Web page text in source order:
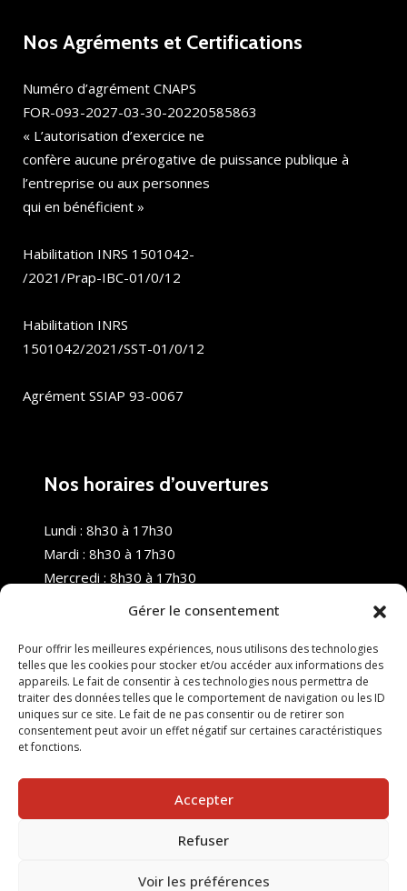
Gérer le consentement
Pour offrir les meilleures expériences, nous utilisons des technologies
telles que les cookies pour stocker et/ou accéder aux informations des
appareils. Le fait de consentir à ces technologies nous permettra de
traiter des données telles que le comportement de navigation ou les ID
uniques sur ce site. Le fait de ne pas consentir ou de retirer son
consentement peut avoir un effet négatif sur certaines caractéristiques
et fonctions.
Accepter
Refuser
Voir les préférences
Nos Agréments et Certifications
Numéro d’agrément CNAPS
FOR-093-2027-03-30-20220585863
« L’autorisation d’exercice ne
confère aucune prérogative de puissance publique à
l’entreprise ou aux personnes
qui en bénéficient »
Habilitation INRS 1501042-
/2021/Prap-IBC-01/0/12
Habilitation INRS
1501042/2021/SST-01/0/12
Agrément SSIAP 93-0067
Nos horaires d’ouvertures
Lundi : 8h30 à 17h30
Mardi : 8h30 à 17h30
Mercredi : 8h30 à 17h30
Samedi : Fermé
Dimanche : Fermé
© 2025 Nouvel R Formation - TOUS DROITS RÉSERVÉS -
SITE RÉALISÉ PAR :INGÉNIERIE TECH